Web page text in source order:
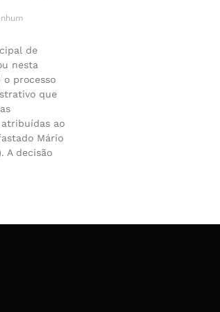
de
nesta
processo
que
ao
Mário
A decisão